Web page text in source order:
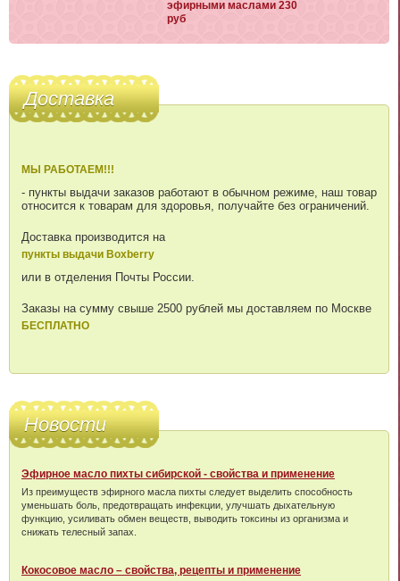
эфирными маслами 230
руб
Доставка
МЫ РАБОТАЕМ!!!
- пункты выдачи заказов работают в обычном режиме, наш товар
относится к товарам для здоровья, получайте без ограничений.
Доставка производится на
пункты выдачи Boxberry
или в отделения Почты России.
Заказы на сумму свыше 2500 рублей мы доставляем по Москве
БЕСПЛАТНО
Новости
Эфирное масло пихты сибирской - свойства и применение
Из преимуществ эфирного масла пихты следует выделить способность
уменьшать боль, предотвращать инфекции, улучшать дыхательную
функцию, усиливать обмен веществ, выводить токсины из организма и
снижать телесный запах.
Кокосовое масло – свойства, рецепты и применение